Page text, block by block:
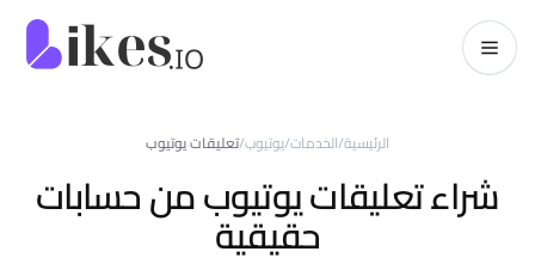
تخطّي إلى المحتوى
الرئيسية/الخدمات/يوتيوب/تعليقات يوتيوب
شراء تعليقات يوتيوب من حسابات
حقيقية